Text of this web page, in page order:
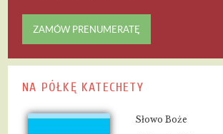
ZAMÓW PRENUMERATĘ
NA PÓŁKĘ KATECHETY
Słowo Boże